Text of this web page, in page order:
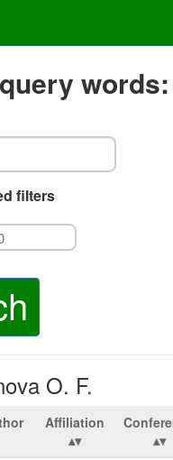
words:
filters
O. F.
Affiliation